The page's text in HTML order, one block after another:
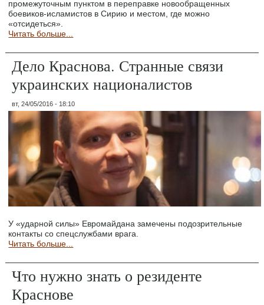
промежуточным пунктом в переправке новообращенных
боевиков-исламистов в Сирию и местом, где можно
«отсидеться».
Читать больше...
Дело Краснова. Странные связи
украинских националистов
вт, 24/05/2016 - 18:10
У «ударной силы» Евромайдана замечены подозрительные
контакты со спецслужбами врага.
Читать больше...
Что нужно знать о резиденте
Краснове